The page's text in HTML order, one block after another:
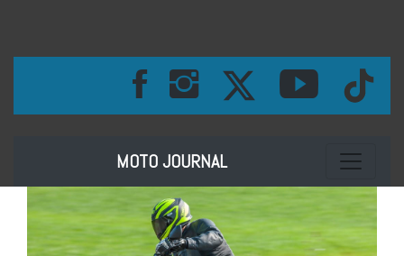
MOTO JOURNAL Toggle